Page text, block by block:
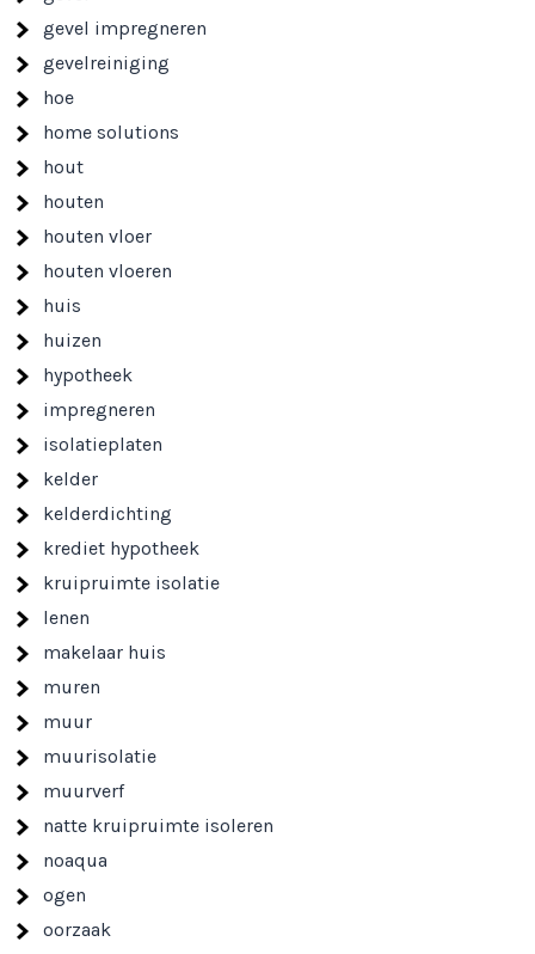
gevel impregneren
gevelreiniging
hoe
home solutions
hout
houten
houten vloer
houten vloeren
huis
huizen
hypotheek
impregneren
isolatieplaten
kelder
kelderdichting
krediet hypotheek
kruipruimte isolatie
lenen
makelaar huis
muren
muur
muurisolatie
muurverf
natte kruipruimte isoleren
noaqua
ogen
oorzaak